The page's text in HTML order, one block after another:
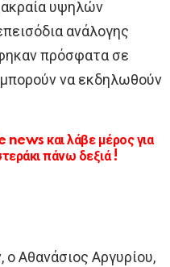
υψηλών
ανάλογης
πρόσφατα σε
να εκδηλωθούν
και λάβε μέρος για
πάνω δεξιά !
ο Αθανάσιος Αργυρίου,